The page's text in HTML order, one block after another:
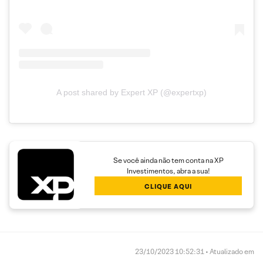
A post shared by Expert XP (@expertxp)
Se você ainda não tem conta na XP
Investimentos, abra a sua!
CLIQUE AQUI
23/10/2023 10:52:31 • Atualizado em